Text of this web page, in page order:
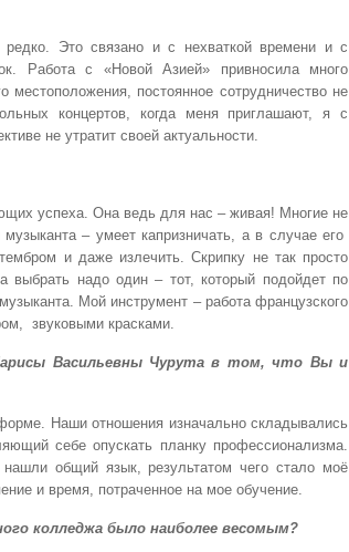
Это связано и с нехваткой времени и с
Работа с «Новой Азией» привносила много
постоянное сотрудничество не
концертов, когда меня приглашают, я с
не утратит своей актуальности.
успеха. Она ведь для нас – живая! Многие не
– умеет капризничать, а в случае его
и даже излечить. Скрипку не так просто
выбрать надо один – тот, который подойдет по
Мой инструмент – работа французского
звуковыми красками.
Васильевны Чурута в том, что Вы и
Наши отношения изначально складывались
себе опускать планку профессионализма.
нашли общий язык, результатом чего стало моё
и время, потраченное на мое обучение.
колледжа было наиболее весомым?